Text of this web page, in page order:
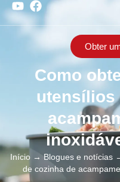
Obter
Como
utensílios
Início→Blogues e notícias→
de cozinha de